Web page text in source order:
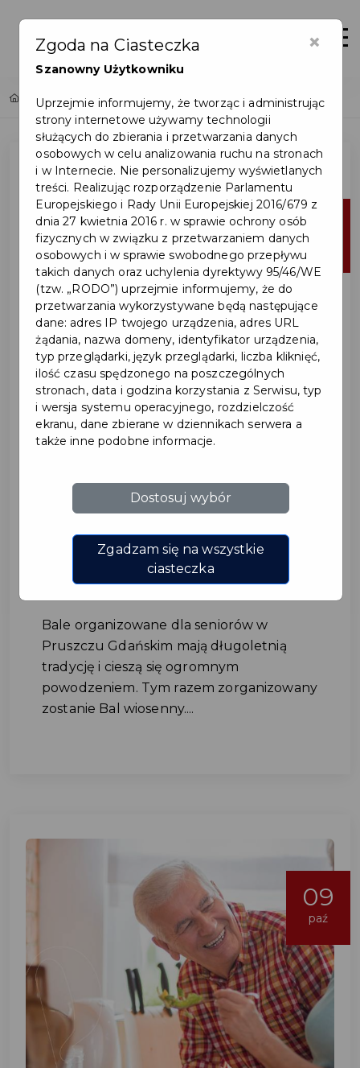
Zaloguj
Home Lista aktualności
Bal wiosenny 2024 – odbierz
zaproszenie
#SENIOR
Bale organizowane dla seniorów w
Pruszczu Gdańskim mają długoletnią
tradycję i cieszą się ogromnym
powodzeniem. Tym razem zorganizowany
zostanie Bal wiosenny....
09
paź
×
Zgoda na Ciasteczka
Szanowny Użytkowniku
Uprzejmie informujemy, że tworząc i administrując
strony internetowe używamy technologii
służących do zbierania i przetwarzania danych
osobowych w celu analizowania ruchu na stronach
i w Internecie. Nie personalizujemy wyświetlanych
treści. Realizując rozporządzenie Parlamentu
Europejskiego i Rady Unii Europejskiej 2016/679 z
dnia 27 kwietnia 2016 r. w sprawie ochrony osób
fizycznych w związku z przetwarzaniem danych
osobowych i w sprawie swobodnego przepływu
takich danych oraz uchylenia dyrektywy 95/46/WE
(tzw. „RODO”) uprzejmie informujemy, że do
przetwarzania wykorzystywane będą następujące
dane: adres IP twojego urządzenia, adres URL
żądania, nazwa domeny, identyfikator urządzenia,
typ przeglądarki, język przeglądarki, liczba kliknięć,
ilość czasu spędzonego na poszczególnych
stronach, data i godzina korzystania z Serwisu, typ
i wersja systemu operacyjnego, rozdzielczość
ekranu, dane zbierane w dziennikach serwera a
także inne podobne informacje.
Dostosuj wybór
Zgadzam się na wszystkie
ciasteczka